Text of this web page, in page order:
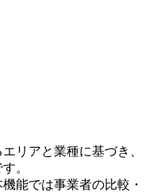
リアと業種に基づき、
。
能では事業者の比較・